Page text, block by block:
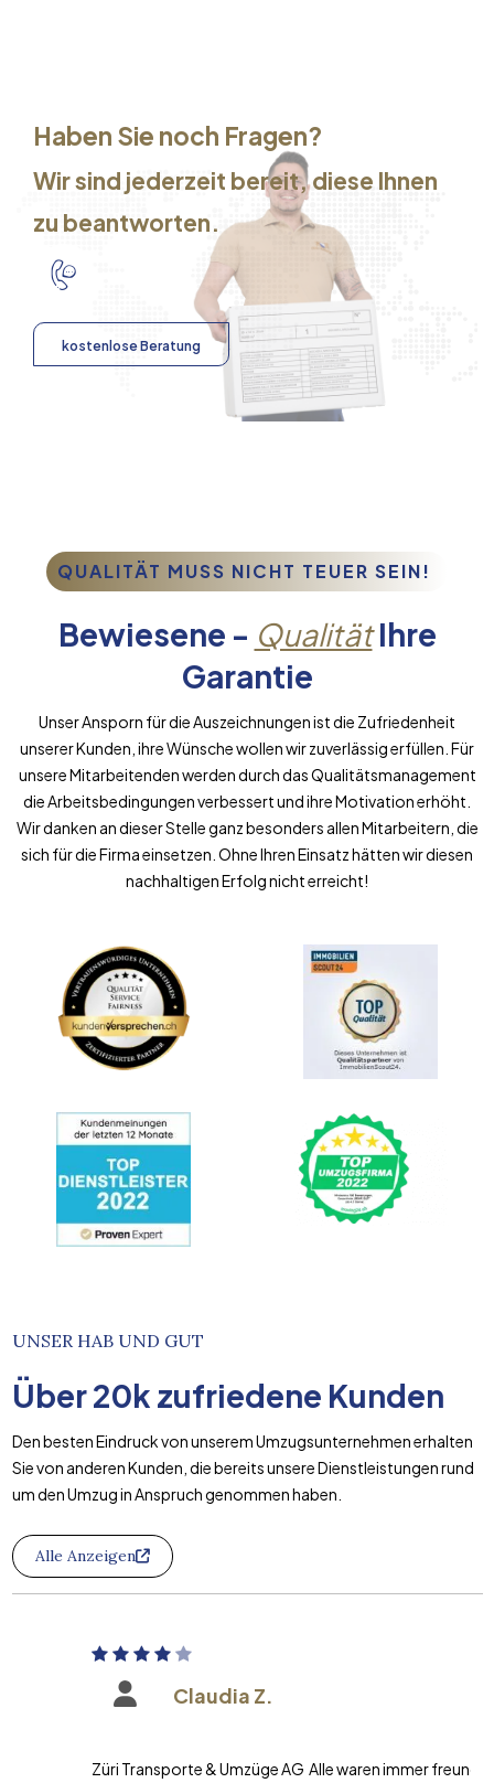
Haben Sie noch Fragen?
Wir sind jederzeit bereit, diese Ihnen
zu beantworten.
kostenlose Beratung
QUALITÄT MUSS NICHT TEUER SEIN!
Bewiesene - QualitätIhre
Garantie
Unser Ansporn für die Auszeichnungen ist die Zufriedenheit
unserer Kunden, ihre Wünsche wollen wir zuverlässig erfüllen. Für
unsere Mitarbeitenden werden durch das Qualitätsmanagement
die Arbeitsbedingungen verbessert und ihre Motivation erhöht.
Wir danken an dieser Stelle ganz besonders allen Mitarbeitern, die
sich für die Firma einsetzen. Ohne Ihren Einsatz hätten wir diesen
nachhaltigen Erfolg nicht erreicht!
UNSER HAB UND GUT
Über20k zufriedene Kunden
Den besten Eindruck von unserem Umzugsunternehmen erhalten
Sie von anderen Kunden, die bereits unsere Dienstleistungen rund
um den Umzug in Anspruch genommen haben.
Alle Anzeigen
Claudia Z.
Züri Transporte & Umzüge AG Alle waren immer freundlich